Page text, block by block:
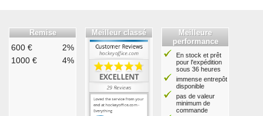
Remise
600 €
2%
1000 €
4%
Meilleur classé
Meilleure
performance
En stock et prêt
pour l'expédition
sous 36 heures
immense entrepôt
disponible
pas de valeur
minimum de
commande